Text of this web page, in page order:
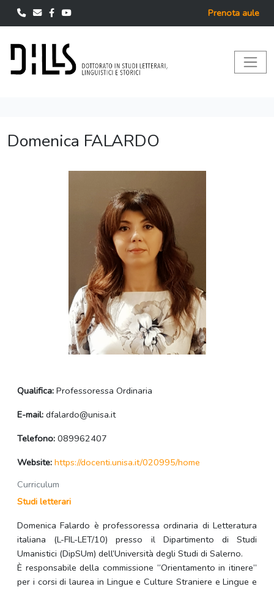
Prenota aule
Domenica FALARDO
Qualifica: Professoressa Ordinaria
E-mail: dfalardo@unisa.it
Telefono: 089962407
Website: https://docenti.unisa.it/020995/home
Curriculum
Studi letterari
Domenica Falardo è professoressa ordinaria di Letteratura
italiana (L-FIL-LET/10) presso il Dipartimento di Studi
Umanistici (DipSUm) dell’Università degli Studi di Salerno.
È responsabile della commissione “Orientamento in itinere”
per i corsi di laurea in Lingue e Culture Straniere e Lingue e